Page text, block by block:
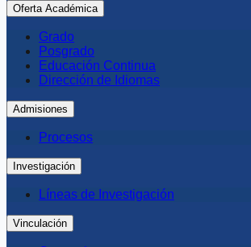
Oferta Académica
Grado
Posgrado
Educación Continua
Dirección de Idiomas
Admisiones
Procesos
Investigación
Líneas de Investigación
Vinculación